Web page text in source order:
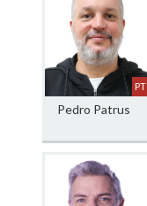
PT
Pedro Patrus